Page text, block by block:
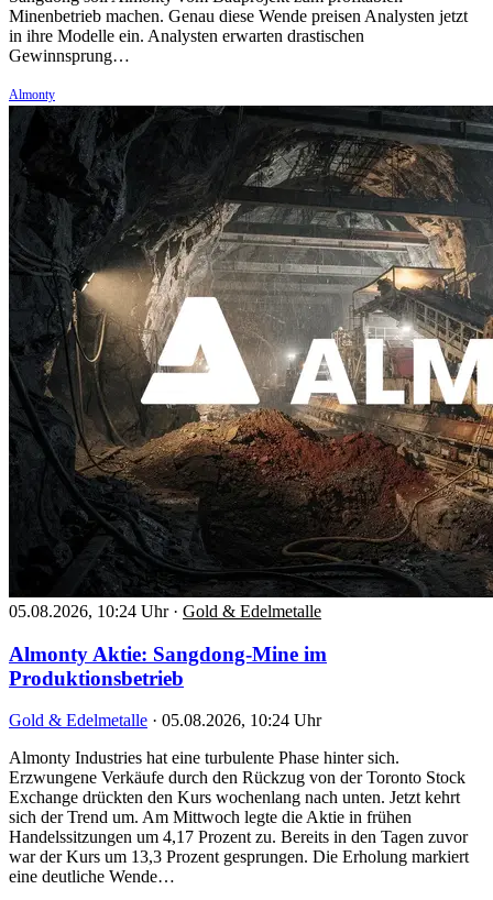
Minenbetrieb machen. Genau diese Wende preisen Analysten jetzt
in ihre Modelle ein. Analysten erwarten drastischen
Gewinnsprung…
Almonty
05.08.2026, 10:24 Uhr · Gold & Edelmetalle
Almonty Aktie: Sangdong-Mine im
Produktionsbetrieb
Gold & Edelmetalle · 05.08.2026, 10:24 Uhr
Almonty Industries hat eine turbulente Phase hinter sich.
Erzwungene Verkäufe durch den Rückzug von der Toronto Stock
Exchange drückten den Kurs wochenlang nach unten. Jetzt kehrt
sich der Trend um. Am Mittwoch legte die Aktie in frühen
Handelssitzungen um 4,17 Prozent zu. Bereits in den Tagen zuvor
war der Kurs um 13,3 Prozent gesprungen. Die Erholung markiert
eine deutliche Wende…